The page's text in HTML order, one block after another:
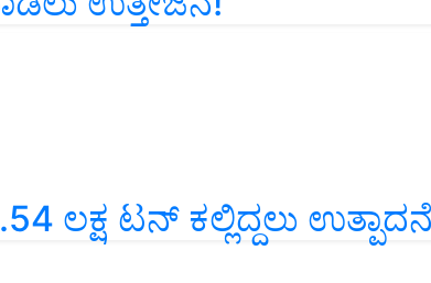
ಲಕ್ಷ ಟನ್ ಕಲ್ಲಿದ್ದಲು ಉತ್ಪಾದನೆ!